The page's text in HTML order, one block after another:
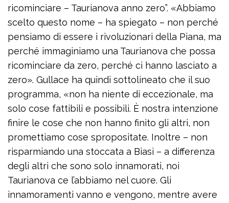
ricominciare – Taurianova anno zero”. «Abbiamo
scelto questo nome – ha spiegato – non perché
pensiamo di essere i rivoluzionari della Piana, ma
perché immaginiamo una Taurianova che possa
ricominciare da zero, perché ci hanno lasciato a
zero». Gullace ha quindi sottolineato che il suo
programma, «non ha niente di eccezionale, ma
solo cose fattibili e possibili. È nostra intenzione
finire le cose che non hanno finito gli altri, non
promettiamo cose spropositate. Inoltre – non
risparmiando una stoccata a Biasi – a differenza
degli altri che sono solo innamorati, noi
Taurianova ce l’abbiamo nel cuore. Gli
innamoramenti vanno e vengono, mentre avere